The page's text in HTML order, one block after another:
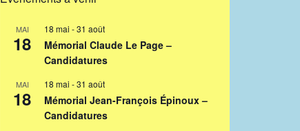
MAI
18
18 mai -31 août
Mémorial Claude Le Page –
Candidatures
MAI
18
18 mai -31 août
Mémorial Jean-François Épinoux –
Candidatures